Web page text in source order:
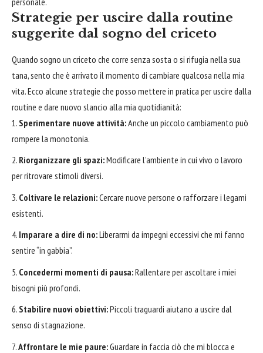
Strategie per uscire dalla routine
suggerite dal sogno del criceto
Quando sogno un criceto che corre senza sosta o si rifugia nella sua
tana, sento che è arrivato il momento di cambiare qualcosa nella mia
vita. Ecco alcune strategie che posso mettere in pratica per uscire dalla
routine e dare nuovo slancio alla mia quotidianità:
Sperimentare nuove attività:Anche un piccolo cambiamento può
rompere la monotonia.
Riorganizzare gli spazi:Modificare l’ambiente in cui vivo o lavoro
per ritrovare stimoli diversi.
Coltivare le relazioni:Cercare nuove persone o rafforzare i legami
esistenti.
Imparare a dire di no:Liberarmi da impegni eccessivi che mi fanno
sentire “in gabbia”.
Concedermi momenti di pausa:Rallentare per ascoltare i miei
bisogni più profondi.
Stabilire nuovi obiettivi:Piccoli traguardi aiutano a uscire dal
senso di stagnazione.
Affrontare le mie paure:Guardare in faccia ciò che mi blocca e